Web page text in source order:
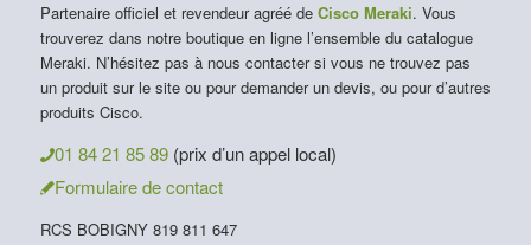
Partenaire officiel et revendeur agréé de Cisco Meraki. Vous
trouverez dans notre boutique en ligne l’ensemble du catalogue
Meraki. N’hésitez pas à nous contacter si vous ne trouvez pas
un produit sur le site ou pour demander un devis, ou pour d’autres
produits Cisco.
01 84 21 85 89 (prix d’un appel local)
Formulaire de contact
RCS BOBIGNY 819 811 647